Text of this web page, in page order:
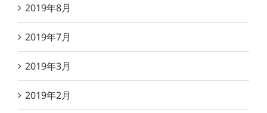
2019年8月
2019年7月
2019年3月
2019年2月